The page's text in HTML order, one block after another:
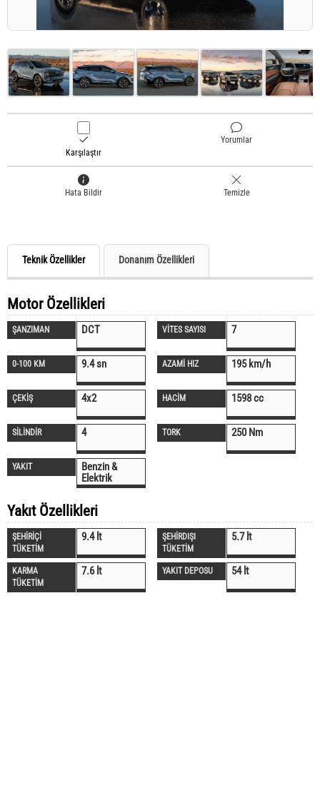
Karşılaştır
Yorumlar
Hata Bildir Temizle
Teknik Özellikler Donanım Özellikleri
Motor Özellikleri
ŞANZIMAN DCT VİTES SAYISI 7
0-100 KM 9.4 sn AZAMİ HIZ 195 km/h
ÇEKİŞ 4x2 HACİM 1598 cc
SİLİNDİR 4 TORK 250 Nm
YAKIT
Benzin &
Elektrik
Yakıt Özellikleri
ŞEHİRİÇİ
TÜKETİM
9.4 lt
ŞEHİRDIŞI
TÜKETİM
5.7 lt
KARMA
TÜKETİM
7.6 lt YAKIT DEPOSU 54 lt